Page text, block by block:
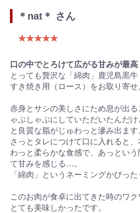
＊nat＊ さん
★★★★★
口の中でとろけて広がる甘みが最高
とっても贅沢な「綿肉」鹿児島黒牛
すき焼き用（ロース）をお取り寄せ
赤身とサシの美しさにため息が出
ゃぶしゃぶにしていただいたんだ
と良質な脂がじゅわっと滲み出ます
さっとタレにつけて口に入れると
わっと柔らかな食感で、あっとい
て甘みを感じる…。
「綿肉」というネーミングかぴっ
このお肉が食卓に出てきた時のワク
とても美味しかったです。